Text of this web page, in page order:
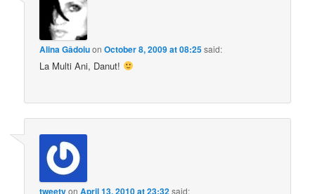
Alina GâdoiuonOctober 8, 2009 at 08:25said:
La Multi Ani, Danut!
tweetyonApril 13, 2010 at 23:32said: